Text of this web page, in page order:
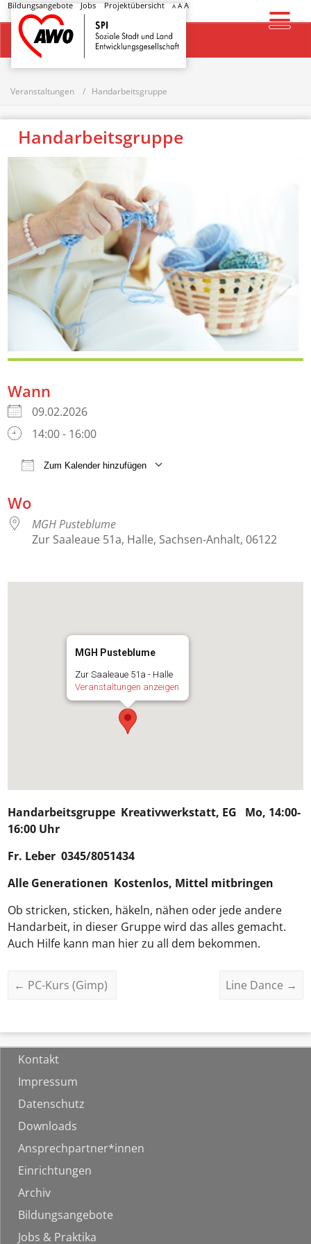
Bildungsangebote Jobs Projektübersicht A AA
Startseite
Veranstaltungen Handarbeitsgruppe
Handarbeitsgruppe
Wann
09.02.2026
14:00 - 16:00
Zum Kalender hinzufügen
Wo
MGH Pusteblume
Zur Saaleaue 51a, Halle, Sachsen-Anhalt, 06122
MGH Pusteblume
Zur Saaleaue 51a - Halle
Veranstaltungen anzeigen
Handarbeitsgruppe Kreativwerkstatt, EG Mo, 14:00-
16:00 Uhr
Fr. Leber 0345/8051434
Alle Generationen Kostenlos, Mittel mitbringen
Ob stricken, sticken, häkeln, nähen oder jede andere
Handarbeit, in dieser Gruppe wird das alles gemacht.
Auch Hilfe kann man hier zu all dem bekommen.
← PC-Kurs (Gimp) Line Dance →
Kontakt
Impressum
Datenschutz
Downloads
Ansprechpartner*innen
Einrichtungen
Archiv
Bildungsangebote
Jobs & Praktika